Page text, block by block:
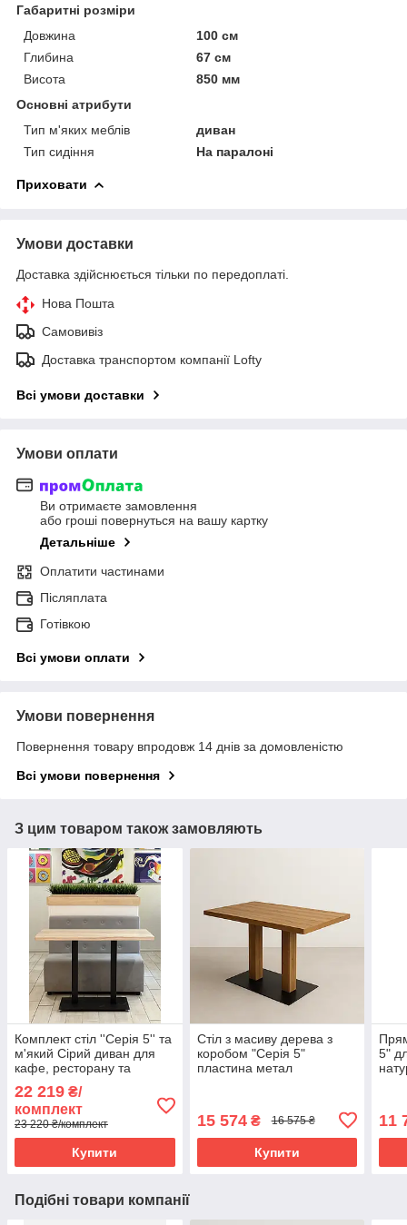
Габаритні розміри
Довжина
100 см
Глибина
67 см
Висота
850 мм
Основні атрибути
Тип м'яких меблів
диван
Тип сидіння
На паралоні
Приховати
Умови доставки
Доставка здійснюється тільки по передоплаті.
Нова Пошта
Самовивіз
Доставка транспортом компанії Lofty
Всі умови доставки
Умови оплати
Ви отримаєте замовлення
або гроші повернуться на вашу картку
Детальніше
Оплатити частинами
Післяплата
Готівкою
Всі умови оплати
Умови повернення
Повернення товару впродовж 14 днів за домовленістю
Всі умови повернення
З цим товаром також замовляють
Комплект стіл ''Серія 5'' та
м'який Сірий диван для
кафе, ресторану та
22 219 ₴/
комплект
23 220 ₴/комплект
Купити
Стіл з масиву дерева з
коробом "Серія 5"
пластина метал
15 574₴ 16 575 ₴
Купити
5"
11
Подібні товари компанії